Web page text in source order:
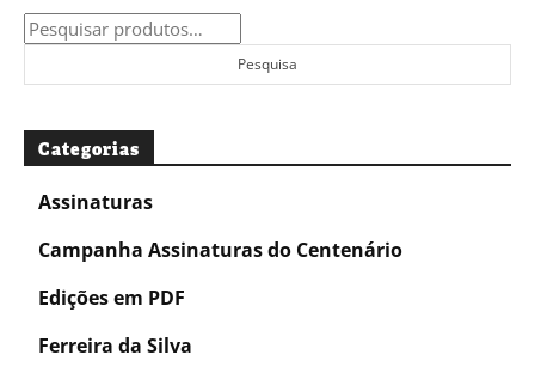
Pesquisar
por:
Pesquisa
Categorias
Assinaturas
Campanha Assinaturas do Centenário
Edições em PDF
Ferreira da Silva